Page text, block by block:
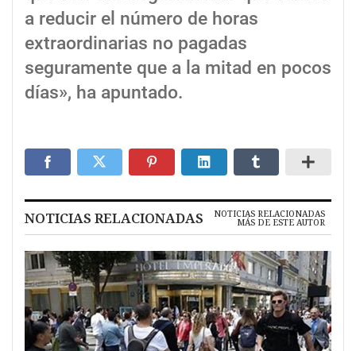
a reducir el número de horas
extraordinarias no pagadas
seguramente que a la mitad en pocos
días», ha apuntado.
NOTICIAS RELACIONADAS NOTICIAS RELACIONADAS
MÁS DE ESTE AUTOR